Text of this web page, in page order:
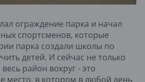
ограждение парка и начал
спортсменов, которые
парка создали школы по
детей. И сейчас не только
район вокруг - это
место, в котором в любой день